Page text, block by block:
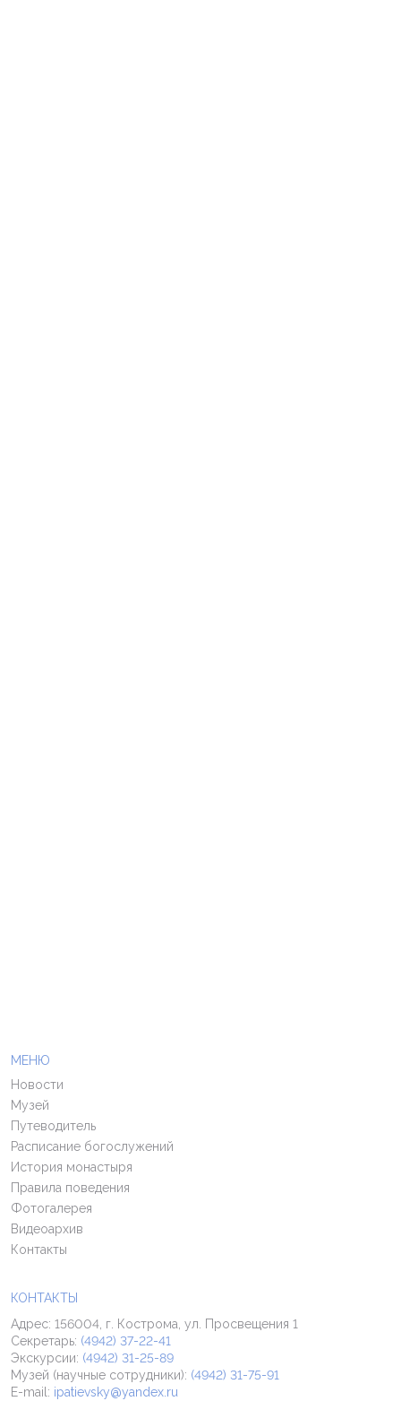
МЕНЮ
Новости
Музей
Путеводитель
Расписание богослужений
История монастыря
Правила поведения
Фотогалерея
Видеоархив
Контакты
КОНТАКТЫ
Адрес: 156004, г. Кострома, ул. Просвещения 1
Секретарь: (4942) 37-22-41
Экскурсии: (4942) 31-25-89
Музей (научные сотрудники): (4942) 31-75-91
E-mail: ipatievsky@yandex.ru